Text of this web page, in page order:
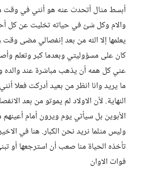
أبسط مثال أتحدث عنه هو أنني في
والام وكل شئ في حياته تخليت عن كل
يعلمها إلا الله من بعد إنفصالي مضى
كان على مسؤوليتي وبعدما كبر وتعلم
عني كل همه أن يذهب مباشرة عند والده
ما يريد وانا انظر من بعيد أدركت فعلا
النهاية. لأن الاولاد لم يموتو من بعد
الأبوين بل سيأتي يوم ويرون أمام
وليس مثلما نريد نحن الكبار. هنا في
تأخذه الحياة منا صعب أن استرجعها أو
فوات الاوان